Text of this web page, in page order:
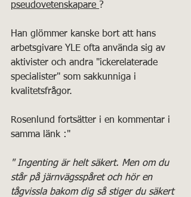
pseudovetenskapare ?
Han glömmer kanske bort att hans
arbetsgivare YLE ofta använda sig av
aktivister och andra "ickerelaterade
specialister" som sakkunniga i
kvalitetsfrågor.
Rosenlund fortsätter i en kommentar i
samma länk :"
" Ingenting är helt säkert. Men om du
står på järnvägsspåret och hör en
tågvissla bakom dig så stiger du säkert